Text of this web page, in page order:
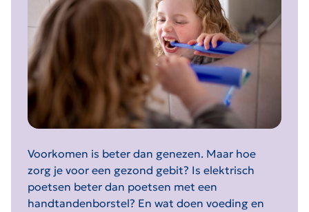
Voorkomen is beter dan genezen. Maar hoe
zorg je voor een gezond gebit? Is elektrisch
poetsen beter dan poetsen met een
handtandenborstel? En wat doen voeding en